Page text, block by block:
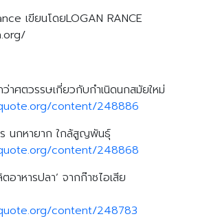
เขียนโดยLOGAN RANCE
ศตวรรษเกี่ยวกับกำเนิดนกสมัยใหม่
content/248886
นกหายาก ใกล้สูญพันธุ์
content/248868
าหารปลา’ จากก๊าซไอเสีย
content/248783